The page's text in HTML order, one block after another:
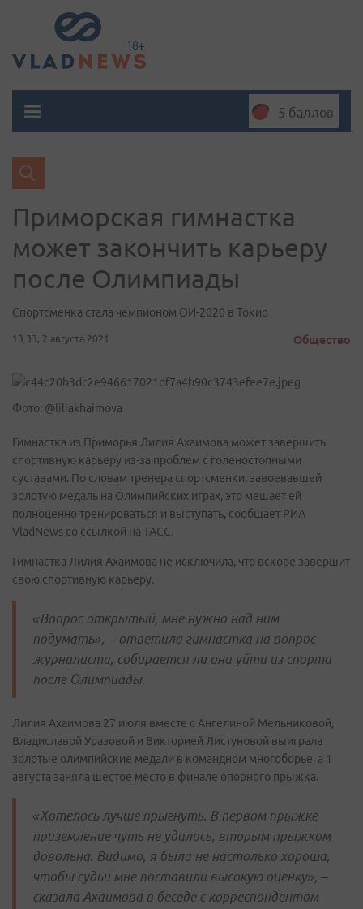
5 баллов
Приморская гимнастка
может закончить карьеру
после Олимпиады
Спортсменка стала чемпионом ОИ-2020 в Токио
13:33, 2 августа 2021 Общество
Фото: @liliakhaimova
Гимнастка из Приморья Лилия Ахаимова может завершить
спортивную карьеру из-за проблем с голеностопными
суставами. По словам тренера спортсменки, завоевавшей
золотую медаль на Олимпийских играх, это мешает ей
полноценно тренироваться и выступать, сообщает РИА
VladNews со ссылкой на ТАСС.
Гимнастка Лилия Ахаимова не исключила, что вскоре завершит
свою спортивную карьеру.
«Вопрос открытый, мне нужно над ним
подумать», – ответила гимнастка на вопрос
журналиста, собирается ли она уйти из спорта
после Олимпиады.
Лилия Ахаимова 27 июля вместе с Ангелиной Мельниковой,
Владиславой Уразовой и Викторией Листуновой выиграла
золотые олимпийские медали в командном многоборье, а 1
августа заняла шестое место в финале опорного прыжка.
«Хотелось лучше прыгнуть. В первом прыжке
приземление чуть не удалось, вторым прыжком
довольна. Видимо, я была не настолько хороша,
чтобы судьи мне поставили высокую оценку», –
сказала Ахаимова в беседе с корреспондентом